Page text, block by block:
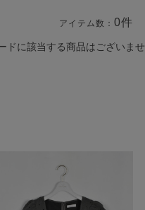
アイテム数：0件
ドに該当する商品はございませ